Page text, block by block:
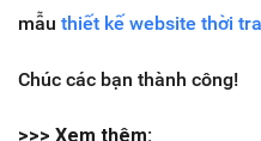
mẫu thiết kế website thời
Chúc các bạn thành công!
>>> Xem thêm: